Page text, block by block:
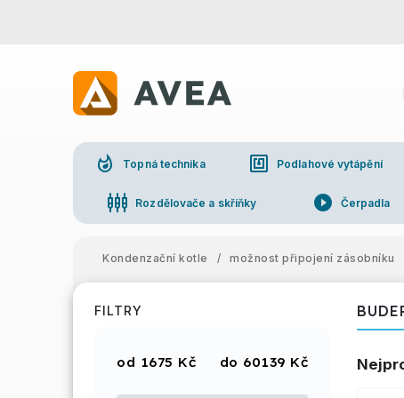
whatshot Topná technika nfc Podlahové vytápění
settings_input_component Rozdělovače a skříňky play_circle_filled Čerpadla
Kondenzační kotle / možnost připojení zásobníku
FILTRY
1675 Kč 60139 Kč